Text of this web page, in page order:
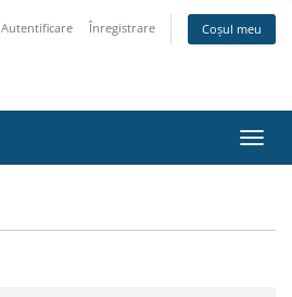
Autentificare Înregistrare Coșul meu